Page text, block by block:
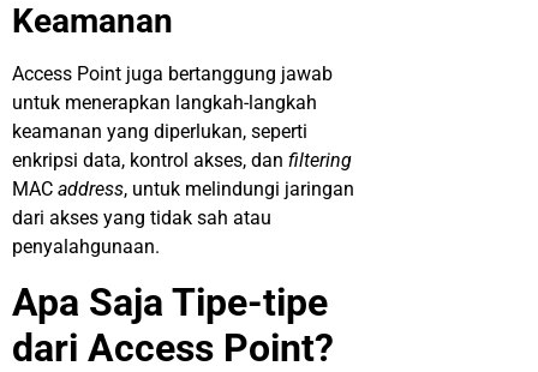
Keamanan
Access Point juga bertanggung jawab
untuk menerapkan langkah-langkah
keamanan yang diperlukan, seperti
enkripsi data, kontrol akses, dan filtering
MAC address, untuk melindungi jaringan
dari akses yang tidak sah atau
penyalahgunaan.
Apa Saja Tipe-tipe
dari Access Point?